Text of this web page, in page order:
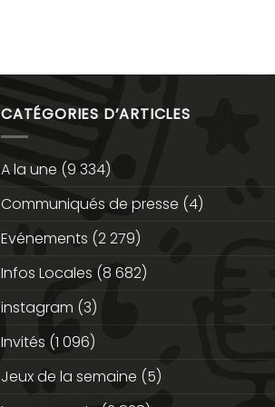
CATÉGORIES D’ARTICLES
A la une (9 334)
Communiqués de presse (4)
Evénements (2 279)
Infos Locales (8 682)
instagram (3)
Invités (1 096)
Jeux de la semaine (5)